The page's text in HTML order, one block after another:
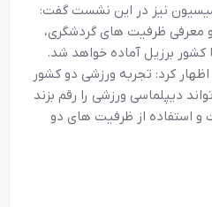
نيز در اين نشست گفت:
معرفي ظرفيت هاي گردشگري،
برزيل آماده خواهد شد.
کرد: تجربه ورزشي دو کشور
ديپلماسي ورزشي را رقم بزند
و استفاده از ظرفيت هاي دو